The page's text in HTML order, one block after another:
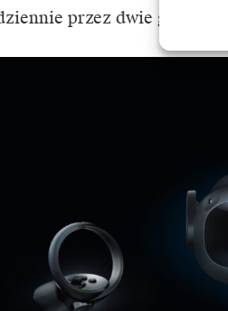
przez dwie